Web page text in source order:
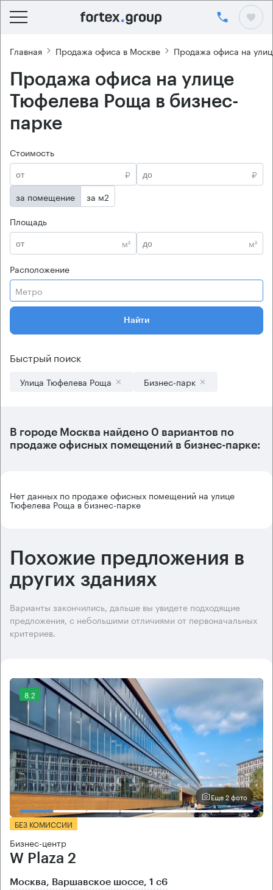
Главная Продажа офиса в Москве Продажа офиса на
Продажа офиса на улице
Тюфелева Роща в бизнес-
парке
Стоимость
₽
₽
за помещение
за м2
Площадь
м²
м²
Расположение
Метро
Найти
Быстрый поиск
Улица Тюфелева Роща Бизнес-парк
В городе Москва найдено 0 вариантов по
продаже офисных помещений в бизнес-парке:
Нет данных по продаже офисных помещений на улице
Тюфелева Роща в бизнес-парке
Похожие предложения в
других зданиях
Варианты закончились, дальше вы увидете подходящие
предложения, с небольшими отличиями от первоначальных
критериев.
8.2
Еще 2 фото
БЕЗ КОМИССИИ
Бизнес-центр
W Plaza 2
Москва, Варшавское шоссе, 1 с6